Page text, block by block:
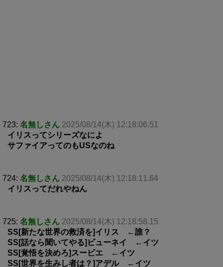
723: 名無しさん 2025/08/14(木) 12:18:06.51
イリスってシリーズなによ
サファイアってのもUSなのね
724: 名無しさん 2025/08/14(木) 12:18:11.64
イリスってだれやねん
725: 名無しさん 2025/08/14(木) 12:18:58.15
SS[新たな世界の救済を]イリス ←誰？
SS[話なら聞いてやる]ビューネイ ←イツ
SS[覚悟を決めろ]スービエ ←イツ
SS[世界を生みし者は？]アデル ←イツ